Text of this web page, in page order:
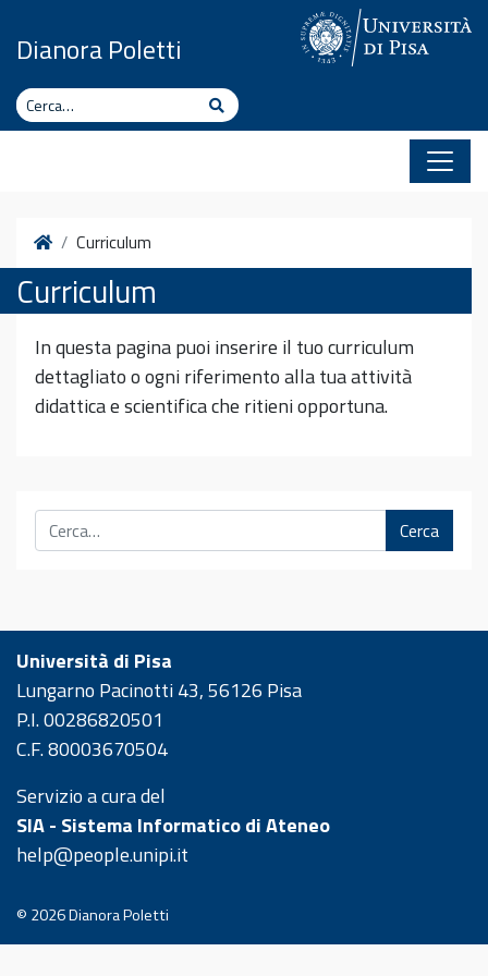
Dianora Poletti
Cerca Cerca
HomeCurriculum
Curriculum
In questa pagina puoi inserire il tuo curriculum
dettagliato o ogni riferimento alla tua attività
didattica e scientifica che ritieni opportuna.
Cerca
Università di Pisa
Lungarno Pacinotti 43, 56126 Pisa
P.I. 00286820501
C.F. 80003670504
Servizio a cura del
SIA - Sistema Informatico di Ateneo
help@people.unipi.it
© 2026Dianora Poletti